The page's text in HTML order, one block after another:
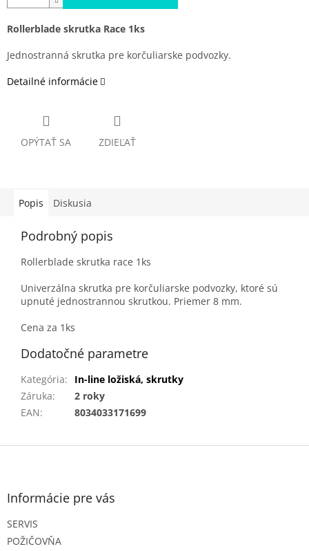
Rollerblade skrutka Race 1ks
Jednostranná skrutka pre korčuliarske podvozky.
Detailné informácie
OPÝTAŤ SA ZDIEĽAŤ
Popis Diskusia
Podrobný popis
Rollerblade skrutka race 1ks
Univerzálna skrutka pre korčuliarske podvozky, ktoré sú
upnuté jednostrannou skrutkou. Priemer 8 mm.
Cena za 1ks
Dodatočné parametre
Kategória:
In-line ložiská, skrutky
Záruka:
2 roky
EAN: 8034033171699
Z
Informácie pre vás
SERVIS
POŽIČOVŇA